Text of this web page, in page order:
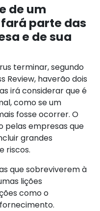
de um
parte das
e de sua
terminar, segundo
Review, haverão dois
irá considerar que é
como se um
fosse ocorrer. O
pelas empresas que
grandes
riscos.
que sobreviverem à
lições
como o